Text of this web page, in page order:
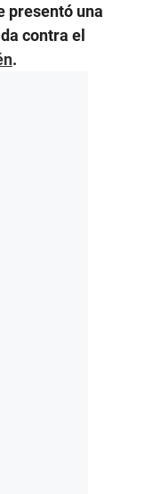
presentó una
contra el
.